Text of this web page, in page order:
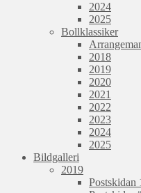
2024
2025
Bollklassiker
2018
2019
2020
2021
2022
2023
2024
2025
Bildgalleri
2019
Postskidan